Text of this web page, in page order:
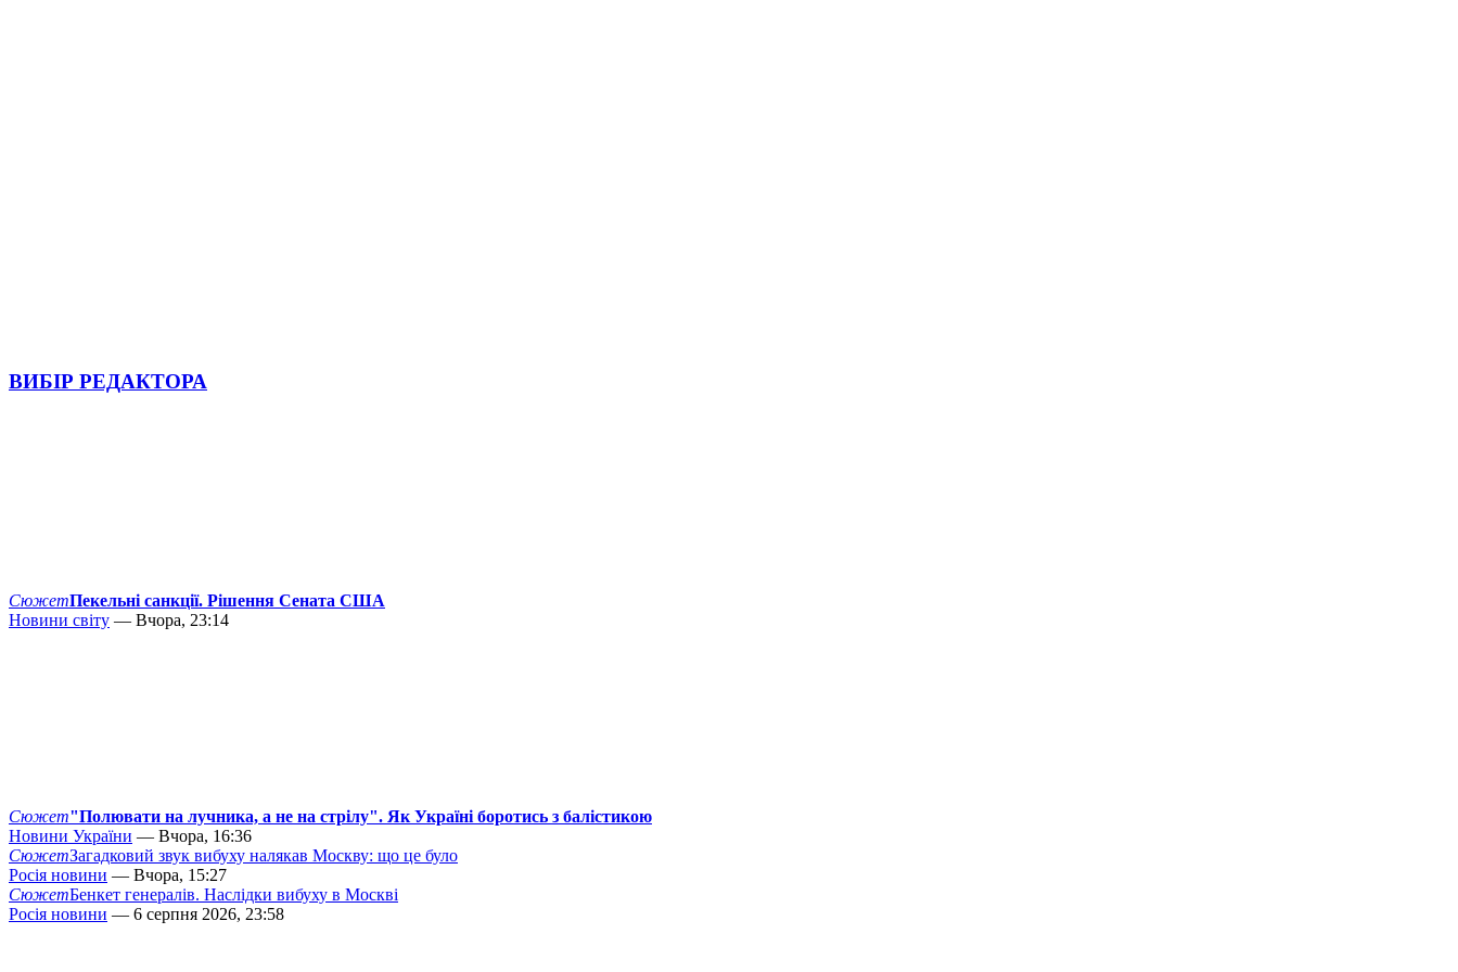
ВИБІР РЕДАКТОРА
СюжетПекельні санкції. Рішення Сената США
Новини світу — Вчора, 23:14
Сюжет"Полювати на лучника, а не на стрілу". Як Україні боротись з балістикою
Новини України — Вчора, 16:36
СюжетЗагадковий звук вибуху налякав Москву: що це було
Росія новини — Вчора, 15:27
СюжетБенкет генералів. Наслідки вибуху в Москві
Росія новини — 6 серпня 2026, 23:58